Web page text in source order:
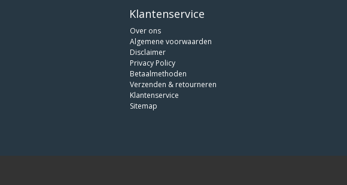
Klantenservice
Over ons
Algemene voorwaarden
Disclaimer
Privacy Policy
Betaalmethoden
Verzenden & retourneren
Klantenservice
Sitemap